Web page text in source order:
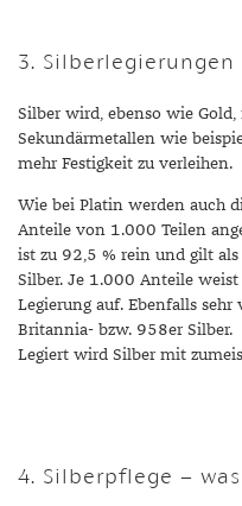
TANSANIT
3.
Silber wird, ebenso wie
Sekundärmetallen wie
mehr Festigkeit zu verleihen.
Wie bei Platin werden auch
Anteile von 1.000 Teilen
ist zu 92,5 % rein und gilt
Silber. Je 1.000 Anteile
Legierung auf. Ebenfalls
Britannia- bzw. 958er Silber.
Legiert wird Silber mit
4. Silberpflege –